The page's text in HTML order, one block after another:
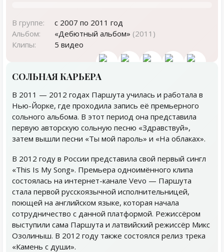
В группе:
с 2007 по 2011 год
Альбом:
«Дебютный альбом» (2011)
Клипы:
5 видео
СОЛЬНАЯ КАРЬЕРА
В 2011 — 2012 годах Паршута училась и работала в
Нью-Йорке, где проходила запись её премьерного
сольного альбома. В этот период она представила
первую авторскую сольную песню «Здравствуй»,
затем вышли песни «Ты мой пароль» и «На облаках».
В 2012 году в России представила свой первый сингл
«This Is My Song». Премьера одноимённого клипа
состоялась на интернет-канале Vevo — Паршута
стала первой русскоязычной исполнительницей,
поющей на английском языке, которая начала
сотрудничество с данной платформой. Режиссёром
выступили сама Паршута и латвийский режиссёр Микс
Озолиныш. В 2012 году также состоялся релиз трека
«Камень с души».